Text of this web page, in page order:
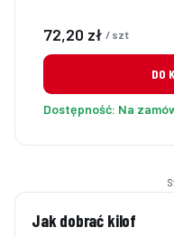
Cena
72,20 zł / szt
DO
Dostępność: Na
Jak dobrać kilof